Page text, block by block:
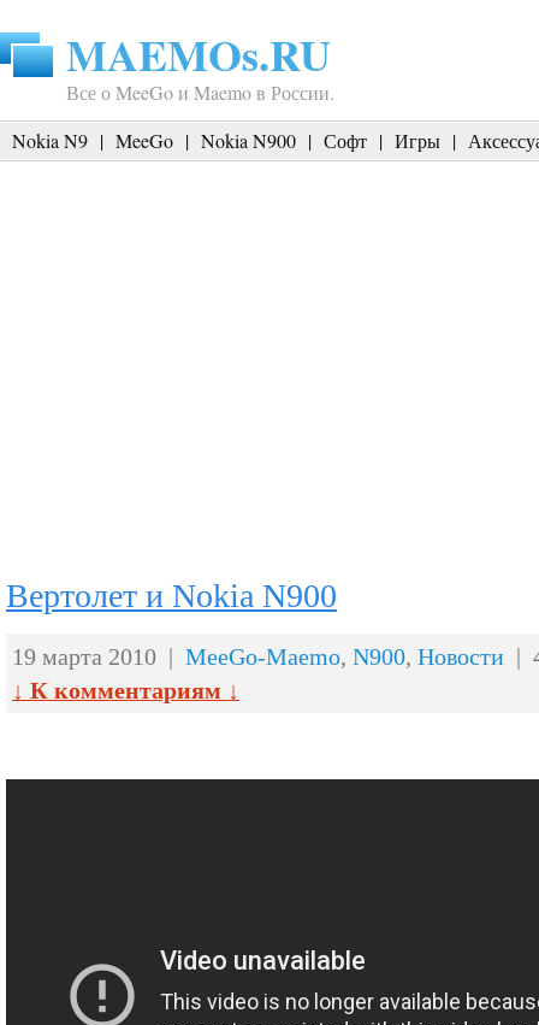
MAEMOs.RU
Все о MeeGo и Maemo в России.
Nokia N9 | MeeGo | Nokia N900 | Софт | Игры |
Вертолет и Nokia N900
19 марта 2010 | MeeGo-Maemo, N900, Новости |
↓ К комментариям ↓